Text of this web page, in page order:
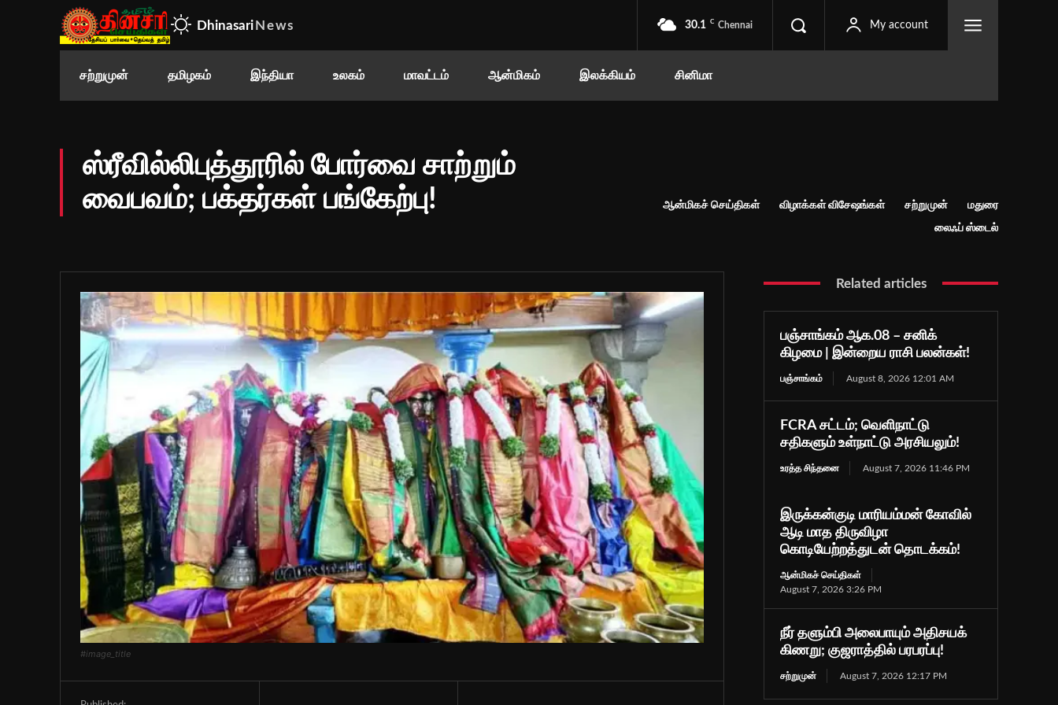
Dhinasari News 30.1 C Chennai My account
சற்றுமுன் தமிழகம் இந்தியா உலகம் மாவட்டம் ஆன்மிகம் இலக்கியம் சினிமா
ஸ்ரீவில்லிபுத்தூரில் போர்வை சாற்றும்
வைபவம்; பக்தர்கள் பங்கேற்பு!
ஆன்மிகச் செய்திகள் விழாக்கள் விசேஷங்கள் சற்றுமுன் மதுரை
லைஃப் ஸ்டைல்
#image_title
Related articles
பஞ்சாங்கம் ஆக.08 – சனிக்
கிழமை | இன்றைய ராசி பலன்கள்!
பஞ்சாங்கம் August 8, 2026 12:01 AM
FCRA சட்டம்; வெளிநாட்டு
சதிகளும் உள்நாட்டு அரசியலும்!
உரத்த சிந்தனை August 7, 2026 11:46 PM
இருக்கன்குடி மாரியம்மன் கோவில்
ஆடி மாத திருவிழா
கொடியேற்றத்துடன் தொடக்கம்!
ஆன்மிகச் செய்திகள்
August 7, 2026 3:26 PM
நீர் தளும்பி அலைபாயும் அதிசயக்
கிணறு; குஜராத்தில் பரபரப்பு!
சற்றுமுன் August 7, 2026 12:17 PM